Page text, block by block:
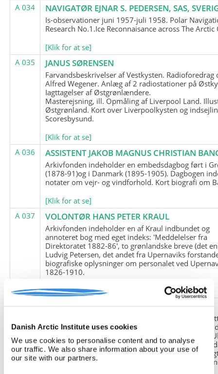
Danish Arctic Institute uses cookies
We use cookies to personalise content and to analyse
our traffic. We also share information about your use of
our site with our partners.
A 034
NAVIGATØR EJNAR S. PEDERSEN, SAS,
Is-observationer juni 1957-juli 1958. Polar
Research No.1.Ice Reconnaisance across The Arctic
[Klik for at se]
A 035
JANUS SØRENSEN
Farvandsbeskrivelser af Vestkysten. Radioforedrag
Alfred Wegener. Anlæg af 2 radiostationer på
Iagttagelser af Østgrønlændere.
Masterejsning, ill. Opmåling af Liverpool Land.
Østgrønland. Kort over Liverpoolkysten og
Scoresbysund.
[Klik for at se]
A 036
ASSISTENT JAKOB MAGNUS CHRISTIAN
Arkivfonden indeholder en embedsdagbog ført i
(1878-91)og i Danmark (1895-1905). Dagbogen
notater om vejr- og vindforhold. Kort biografi om
[Klik for at se]
A 037
VOLONTØR HANS PETER KRAUL
Arkivfonden indeholder en af Kraul indbundet og
annoteret bog med eget indeks: 'Meddelelser fra
Direktoratet 1882-86', to grønlandske breve (det
Ludvig Petersen, det andet fra Upernaviks
biografiske oplysninger om personalet ved
1826-1910.
[Klik for at se]
A 038
FRIEDRICH LITTMANN
Denne arkivfond indeholder en kopi af Friedrich
upublicerede erindringer. Originalen befinder sig i
tyske historiker Franz Selingers privatarkiv i byen
Tyskland. Friedrich Littmann var en af de tyske
der var med i vejrstationen "Holzauge" i Hansa
Nordøstgrønland under Anden Verdenskrig.